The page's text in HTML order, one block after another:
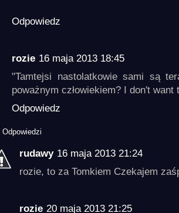
Odpowiedz
rozie 16 maja 2013 18:45
"Tamtejsi nastolatkowie sami są
poważnym człowiekiem? I don't want
Odpowiedz
Odpowiedzi
rudawy 16 maja 2013 21:24
rozie, to za Tomkiem Czekajem
rozie 20 maja 2013 21:25